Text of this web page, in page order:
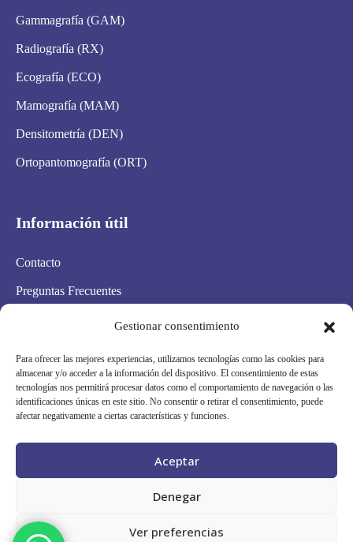
Gestionar consentimiento
Para ofrecer las mejores experiencias, utilizamos tecnologías como las cookies para
almacenar y/o acceder a la información del dispositivo. El consentimiento de estas
tecnologías nos permitirá procesar datos como el comportamiento de navegación o las
identificaciones únicas en este sitio. No consentir o retirar el consentimiento, puede
afectar negativamente a ciertas características y funciones.
Aceptar
Denegar
Ver preferencias
Gammagrafía (GAM)
Radiografía (RX)
Ecografía (ECO)
Mamografía (MAM)
Densitometría (DEN)
Ortopantomografía (ORT)
Información útil
Contacto
Preguntas Frecuentes
Política de cookies
Condiciones Generales
Síguenos en redes